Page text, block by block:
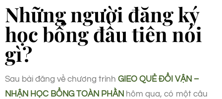
Những người đăng ký
học bổng đầu tiên nói
gì?
Sau bài đăng về chương trình GIEO QUẺ ĐỔI VẬN –
NHẬN HỌC BỔNG TOÀN PHẦN hôm qua, có một câu